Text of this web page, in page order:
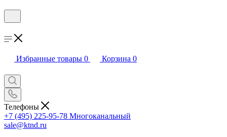
Избранные товары 0 Корзина 0
Телефоны
+7 (495) 225-95-78 Многоканальный
sale@ktnd.ru